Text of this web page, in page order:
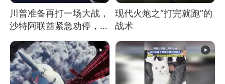
川普准备再打一场大战，
沙特阿联酋紧急劝停，美
现代火炮之“打完就跑”的
战术